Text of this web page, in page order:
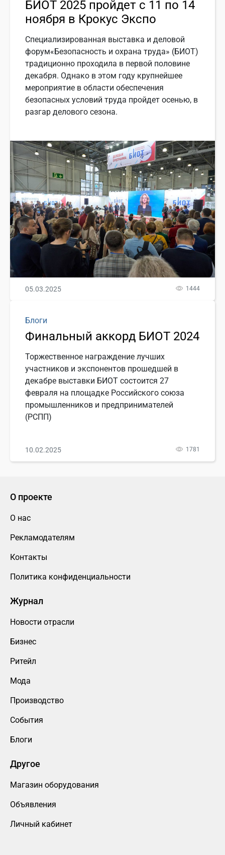
БИОТ 2025 пройдет с 11 по 14
ноября в Крокус Экспо
Специализированная выставка и деловой
форум«Безопасность и охрана труда» (БИОТ)
традиционно проходила в первой половине
декабря. Однако в этом году крупнейшее
мероприятие в области обеспечения
безопасных условий труда пройдет осенью, в
разгар делового сезона.
05.03.2025 1444
Блоги
Финальный аккорд БИОТ 2024
Торжественное награждение лучших
участников и экспонентов прошедшей в
декабре выставки БИОТ состоится 27
февраля на площадке Российского союза
промышленников и предпринимателей
(РСПП)
10.02.2025 1781
О проекте
О нас
Рекламодателям
Контакты
Политика конфиденциальности
Журнал
Новости отрасли
Бизнес
Ритейл
Мода
Производство
События
Блоги
Другое
Магазин оборудования
Объявления
Личный кабинет